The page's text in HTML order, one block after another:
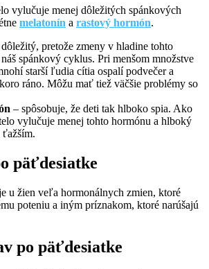
vylučuje menej dôležitých spánkových
melatonín a rastový hormón.
pretože zmeny v hladine tohto
spánkový cyklus. Pri menšom množstve
starší ľudia cítia ospalí podvečer a
ráno. Môžu mať tiež väčšie problémy so
– spôsobuje, že deti tak hlboko spia. Ako
vylučuje menej tohto hormónu a hlboký
ťažším.
päťdesiatke
u žien veľa hormonálnych zmien, ktoré
poteniu a iným príznakom, ktoré narúšajú
po päťdesiatke